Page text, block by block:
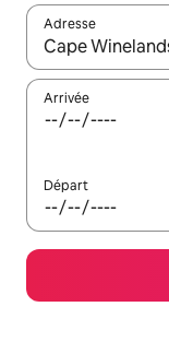
Adresse
Lorsque les
Arrivée
Départ